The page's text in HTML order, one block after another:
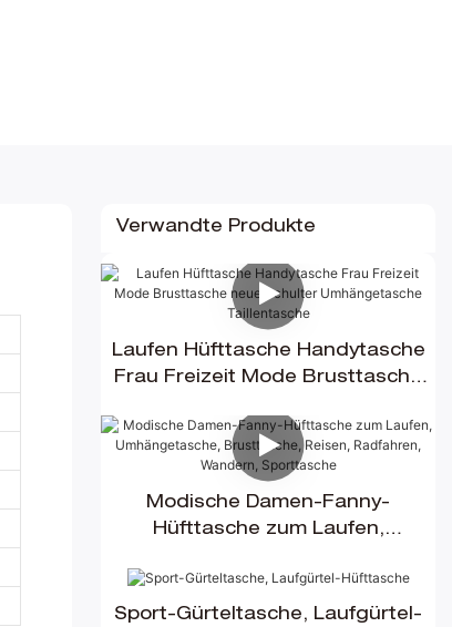
Verwandte Produkte
Laufen Hüfttasche Handytasche
Frau Freizeit Mode Brusttasche
Taillentasche
Modische Damen-Fanny-
Hüfttasche zum Laufen,
Reisen, Radfahren, Wandern,
Sporttasche
Sport-Gürteltasche, Laufgürtel-